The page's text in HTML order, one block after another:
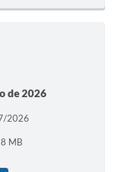
de 2026
2026
MB